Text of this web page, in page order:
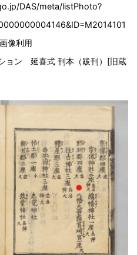
DAS/meta/listPhoto?
画像利用
ョン 延喜式 刊本（跋刊）[旧蔵